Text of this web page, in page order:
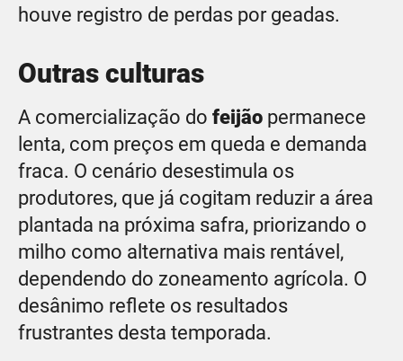
houve registro de perdas por geadas.
Outras culturas
A comercialização do feijão permanece
lenta, com preços em queda e demanda
fraca. O cenário desestimula os
produtores, que já cogitam reduzir a área
plantada na próxima safra, priorizando o
milho como alternativa mais rentável,
dependendo do zoneamento agrícola. O
desânimo reflete os resultados
frustrantes desta temporada.